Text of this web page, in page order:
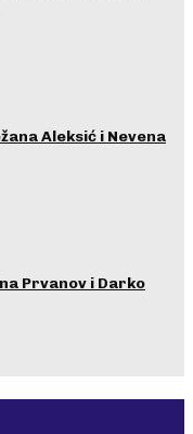
Aleksić i Nevena
Prvanov i Darko